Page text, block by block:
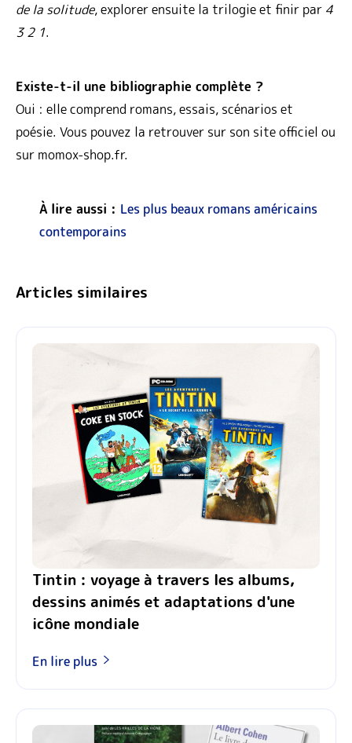
de la solitude, explorer ensuite la trilogie et finir par 4
3 2 1.
Existe-t-il une bibliographie complète ?
Oui : elle comprend romans, essais, scénarios et
poésie. Vous pouvez la retrouver sur son site officiel ou
sur momox-shop.fr.
À lire aussi : Les plus beaux romans américains
contemporains
Articles similaires
Tintin : voyage à travers les albums,
dessins animés et adaptations d'une
icône mondiale
En lire plus